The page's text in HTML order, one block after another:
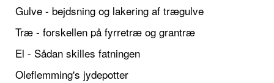
Gulve - bejdsning og lakering af trægulve
Træ - forskellen på fyrretræ og grantræ
El - Sådan skilles fatningen
Oleflemming's jydepotter